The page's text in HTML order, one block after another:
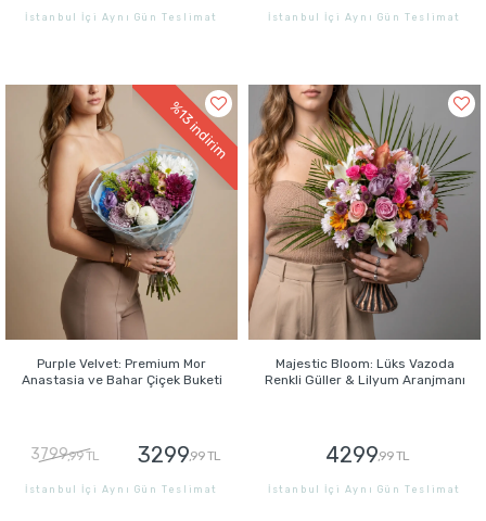
İstanbul İçi Aynı Gün Teslimat İstanbul İçi Aynı Gün Teslimat
%13
indirim
Purple Velvet: Premium Mor
Anastasia ve Bahar Çiçek Buketi
3799,99 TL 3299,99 TL
İstanbul İçi Aynı Gün Teslimat
Majestic Bloom: Lüks Vazoda
Renkli Güller & Lilyum Aranjmanı
4299,99 TL
İstanbul İçi Aynı Gün Teslimat